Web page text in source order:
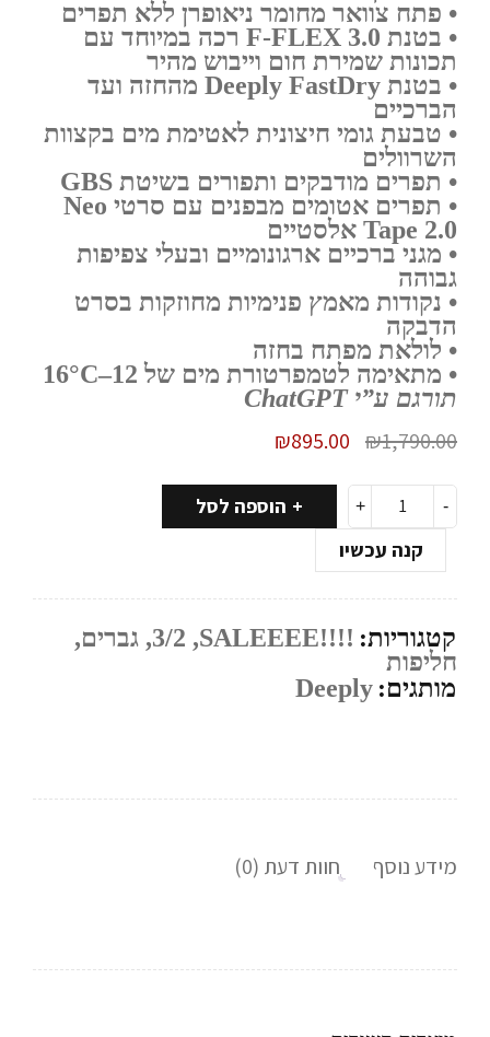
• פתח צוואר מחומר ניאופרן ללא תפרים
• בטנת F-FLEX 3.0 רכה במיוחד עם
תכונות שמירת חום וייבוש מהיר
• בטנת Deeply FastDry מהחזה ועד
הברכיים
• טבעת גומי חיצונית לאטימת מים בקצוות
השרוולים
• תפרים מודבקים ותפורים בשיטת GBS
• תפרים אטומים מבפנים עם סרטי Neo
Tape 2.0 אלסטיים
• מגני ברכיים ארגונומיים ובעלי צפיפות
גבוהה
• נקודות מאמץ פנימיות מחוזקות בסרט
הדבקה
• לולאת מפתח בחזה
• מתאימה לטמפרטורת מים של 12–16°C
תורגם ע”י ChatGPT
₪1,790.00
₪895.00
הוספה לסל
קנה עכשיו
קטגוריות: !!!!SALEEEE
,
3/2
, גברים,
חליפות
מותגים: Deeply
מידע נוסף חוות דעת (0)